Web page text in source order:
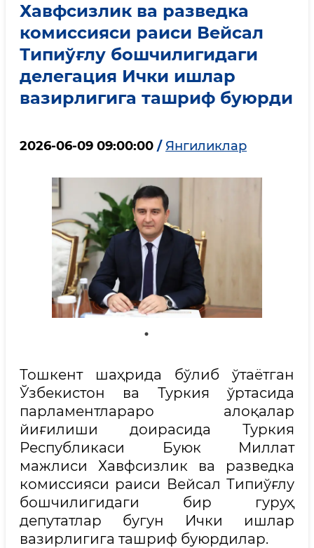
Хавфсизлик ва разведка
комиссияси раиси Вейсал
Типиўғлу бошчилигидаги
делегация Ички ишлар
вазирлигига ташриф буюрди
2026-06-09 09:00:00 / Янгиликлар
Тошкент шаҳрида бўлиб ўтаётган
Ўзбекистон ва Туркия ўртасида
парламентлараро алоқалар
йиғилиши доирасида Туркия
Республикаси Буюк Миллат
мажлиси Хавфсизлик ва разведка
комиссияси раиси Вейсал Типиўғлу
бошчилигидаги бир гуруҳ
депутатлар бугун Ички ишлар
вазирлигига ташриф буюрдилар.